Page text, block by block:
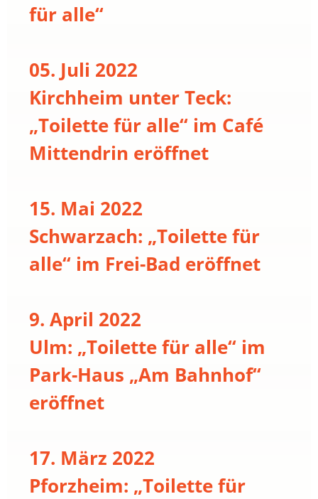
für alle“
05. Juli 2022
Kirchheim unter Teck:
„Toilette für alle“ im Café
Mittendrin eröffnet
15. Mai 2022
Schwarzach: „Toilette für
alle“ im Frei-Bad eröffnet
9. April 2022
Ulm: „Toilette für alle“ im
Park-Haus „Am Bahnhof“
eröffnet
17. März 2022
Pforzheim: „Toilette für